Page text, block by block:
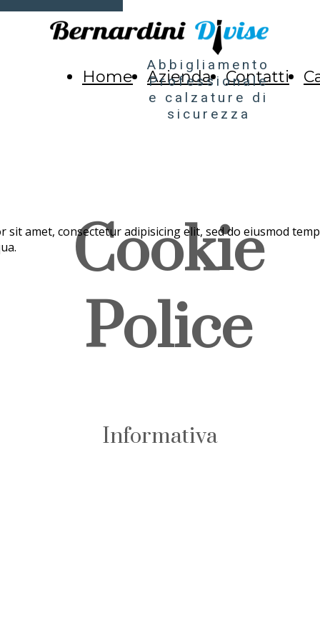
Abbigliamento
Professionale
e calzature di
sicurezza
Home Azienda Contatti
sit amet, consectetur adipisicing elit, sed do eiusmod
Cookie
Police
Informativa